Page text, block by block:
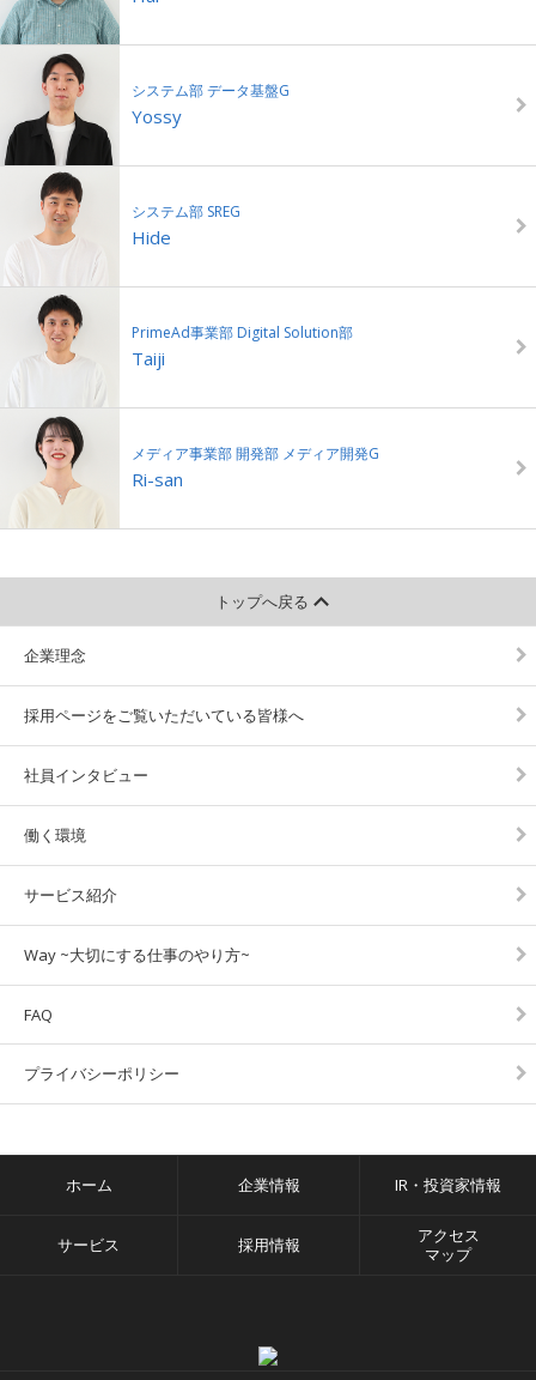
システム部 データ基盤G
Yossy
システム部 SREG
Hide
PrimeAd事業部 Digital Solution部
Taiji
メディア事業部 開発部 メディア開発G
Ri-san
トップへ戻る
企業理念
採用ページをご覧いただいている皆様へ
社員インタビュー
働く環境
サービス紹介
Way ~大切にする仕事のやり方~
FAQ
プライバシーポリシー
ホーム 企業情報 IR・投資家情報
サービス 採用情報
アクセス
マップ